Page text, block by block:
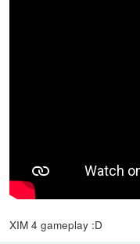
XIM 4 gameplay :D